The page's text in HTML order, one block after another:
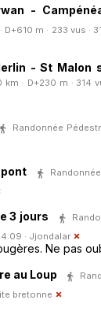
-
m · 233 vus ·
- St Malon
· D+230 m · 314
Randonnée
3 jours
· Jjondalar
Ne pas
au Loup
bretonne